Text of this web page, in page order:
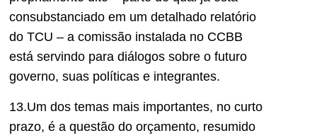
consubstanciado em um detalhado relatório
do TCU – a comissão instalada no CCBB
está servindo para diálogos sobre o futuro
governo, suas políticas e integrantes.
13.Um dos temas mais importantes, no curto
prazo, é a questão do orçamento, resumido